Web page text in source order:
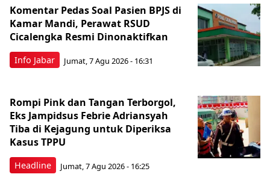
Info Jabar
Komentar Pedas Soal Pasien BPJS di
Kamar Mandi, Perawat RSUD
Cicalengka Resmi Dinonaktifkan
Jumat, 7 Agu 2026 - 16:31
Headline
Rompi Pink dan Tangan Terborgol,
Eks Jampidsus Febrie Adriansyah
Tiba di Kejagung untuk Diperiksa
Kasus TPPU
Jumat, 7 Agu 2026 - 16:25